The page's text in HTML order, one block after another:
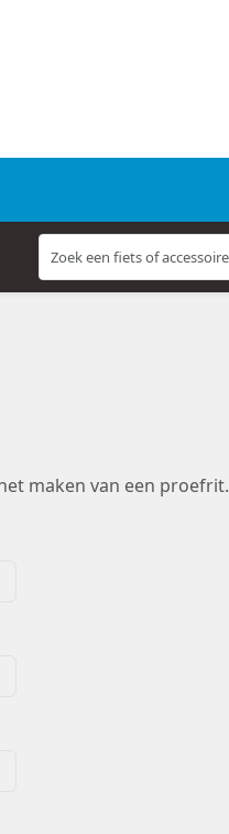
maken van een proefrit.